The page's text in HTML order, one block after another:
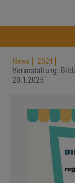
News
2024
Veranstaltung:
20.1.2025